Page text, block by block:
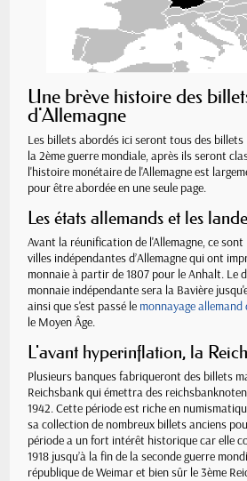
Une brève histoire des
d'Allemagne
Les billets abordés ici seront tous des
la 2ème guerre mondiale, après ils seront
l'histoire monétaire de l'Allemagne est
pour être abordée en une seule page.
Les états allemands et les
Avant la réunification de l'Allemagne, ce
villes indépendantes d’Allemagne qui ont
monnaie à partir de 1807 pour le Anhalt. Le
monnaie indépendante sera la Bavière
ainsi que s'est passé le monnayage
le Moyen Âge.
L'avant hyperinflation, la
Plusieurs banques fabriqueront des billets
Reichsbank qui émettra des
1942. Cette période est riche en
sa collection de nombreux billets anciens
période a un fort intérêt historique car elle
1918 jusqu’à la fin de la seconde guerre
république de Weimar et bien sûr le 3ème